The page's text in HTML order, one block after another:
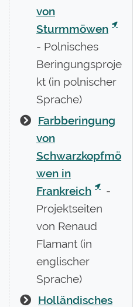
von
Sturmmöwen
- Polnisches
Beringungsproje
kt (in polnischer
Sprache)
Farbberingung
von
Schwarzkopfmö
wen in
Frankreich
-
Projektseiten
von Renaud
Flamant (in
englischer
Sprache)
Holländisches